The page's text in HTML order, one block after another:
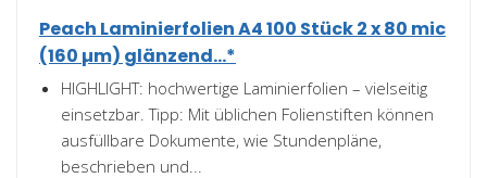
Peach Laminierfolien A4 100 Stück 2 x 80 mic
(160 µm) glänzend...*
HIGHLIGHT: hochwertige Laminierfolien – vielseitig
einsetzbar. Tipp: Mit üblichen Folienstiften können
ausfüllbare Dokumente, wie Stundenpläne,
beschrieben und...